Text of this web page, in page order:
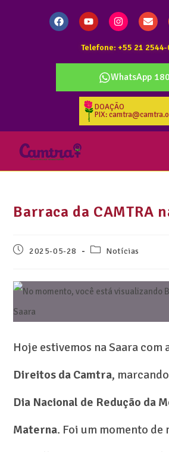
Telefone: +55 21
WhatsApp 180
DOAÇÃO
PIX:
Barraca da CAMTRA
2025-05-28 Notícias
Hoje estivemos na Saara com
Direitos da Camtra,
Dia Nacional de Redução da
Materna. Foi um momento